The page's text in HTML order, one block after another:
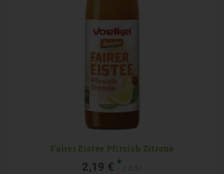
Fairer Eistee Pfirsich Zitrone
2,19 € * / 0,5 l